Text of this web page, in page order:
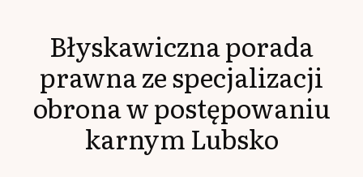
Błyskawiczna porada
prawna ze specjalizacji
obrona w postępowaniu
karnymLubsko